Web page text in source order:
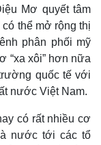
Mơ quyết tâm
thể mở rộng thị
phân phối mỹ
“xa xôi” hơn nữa
quốc tế với
nước Việt Nam.
có rất nhiều cơ
nước tới các tổ